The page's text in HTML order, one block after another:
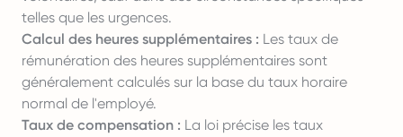
telles que les urgences.
Calcul des heures supplémentaires : Les taux de
rémunération des heures supplémentaires sont
généralement calculés sur la base du taux horaire
normal de l'employé.
Taux de compensation : La loi précise les taux